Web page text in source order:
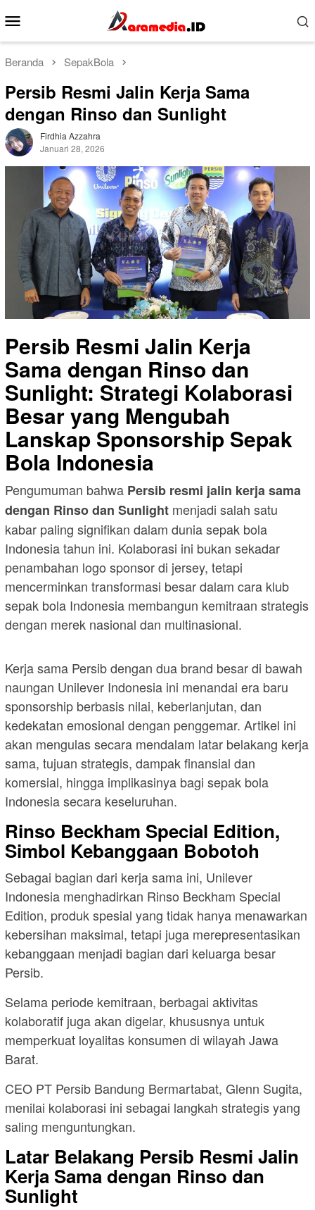
ke
kontenMobile
Beranda SepakBola
Persib Resmi Jalin Kerja Sama
dengan Rinso dan Sunlight
Firdhia Azzahra
Januari 28, 2026
Persib Resmi Jalin Kerja
Sama dengan Rinso dan
Sunlight: Strategi Kolaborasi
Besar yang Mengubah
Lanskap Sponsorship Sepak
Bola Indonesia
Pengumuman bahwa Persib resmi jalin kerja sama
dengan Rinso dan Sunlight menjadi salah satu
kabar paling signifikan dalam dunia sepak bola
Indonesia tahun ini. Kolaborasi ini bukan sekadar
penambahan logo sponsor di jersey, tetapi
mencerminkan transformasi besar dalam cara klub
sepak bola Indonesia membangun kemitraan strategis
dengan merek nasional dan multinasional.
Kerja sama Persib dengan dua brand besar di bawah
naungan Unilever Indonesia ini menandai era baru
sponsorship berbasis nilai, keberlanjutan, dan
kedekatan emosional dengan penggemar. Artikel ini
akan mengulas secara mendalam latar belakang kerja
sama, tujuan strategis, dampak finansial dan
komersial, hingga implikasinya bagi sepak bola
Indonesia secara keseluruhan.
Rinso Beckham Special Edition,
Simbol Kebanggaan Bobotoh
Sebagai bagian dari kerja sama ini, Unilever
Indonesia menghadirkan Rinso Beckham Special
Edition, produk spesial yang tidak hanya menawarkan
kebersihan maksimal, tetapi juga merepresentasikan
kebanggaan menjadi bagian dari keluarga besar
Persib.
Selama periode kemitraan, berbagai aktivitas
kolaboratif juga akan digelar, khususnya untuk
memperkuat loyalitas konsumen di wilayah Jawa
Barat.
CEO PT Persib Bandung Bermartabat, Glenn Sugita,
menilai kolaborasi ini sebagai langkah strategis yang
saling menguntungkan.
Latar Belakang Persib Resmi Jalin
Kerja Sama dengan Rinso dan
Sunlight